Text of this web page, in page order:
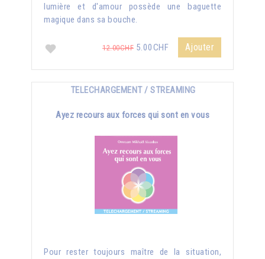
lumière et d'amour possède une baguette
magique dans sa bouche.
12.00CHF 5.00CHF Ajouter
TELECHARGEMENT / STREAMING
Ayez recours aux forces qui sont en vous
Pour rester toujours maître de la situation,